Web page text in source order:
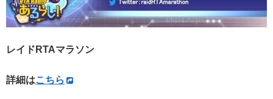
レイドRTAマラソン
詳細はこちら